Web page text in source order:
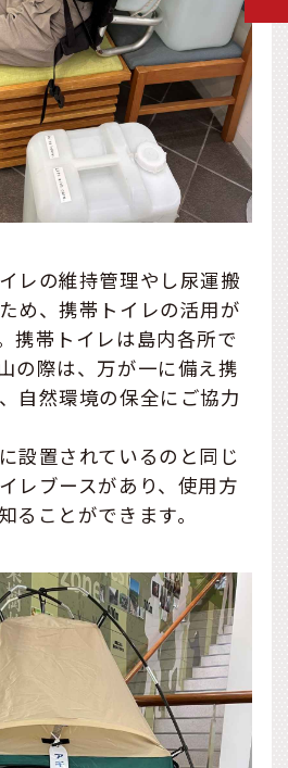
レの維持管理やし尿運搬
め、携帯トイレの活用が
携帯トイレは島内各所で
の際は、万が一に備え携
自然環境の保全にご協力
設置されているのと同じ
レブースがあり、使用方
ることができます。